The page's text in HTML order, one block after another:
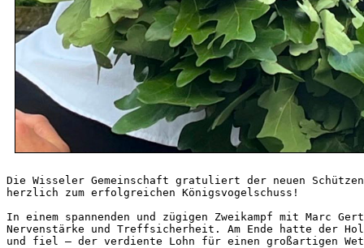
Die Wisseler Gemeinschaft gratuliert der neuen
herzlich zum erfolgreichen Königsvogelschuss!
In einem spannenden und zügigen Zweikampf mit Marc
Nervenstärke und Treffsicherheit. Am Ende hatte der
und fiel – der verdiente Lohn für einen großartigen